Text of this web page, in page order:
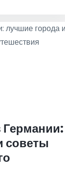
советы